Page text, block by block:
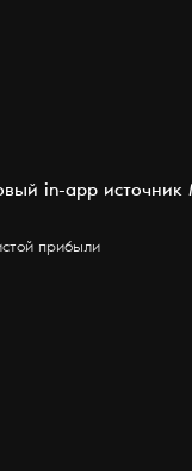
in-app источник
прибыли